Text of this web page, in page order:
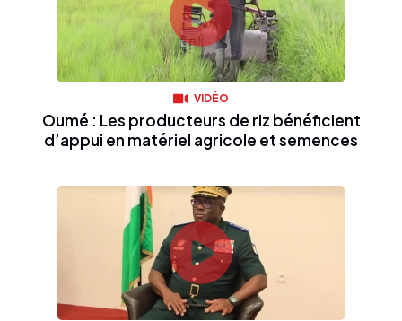
VIDÉO
Oumé : Les producteurs de riz bénéficient
d’appui en matériel agricole et semences